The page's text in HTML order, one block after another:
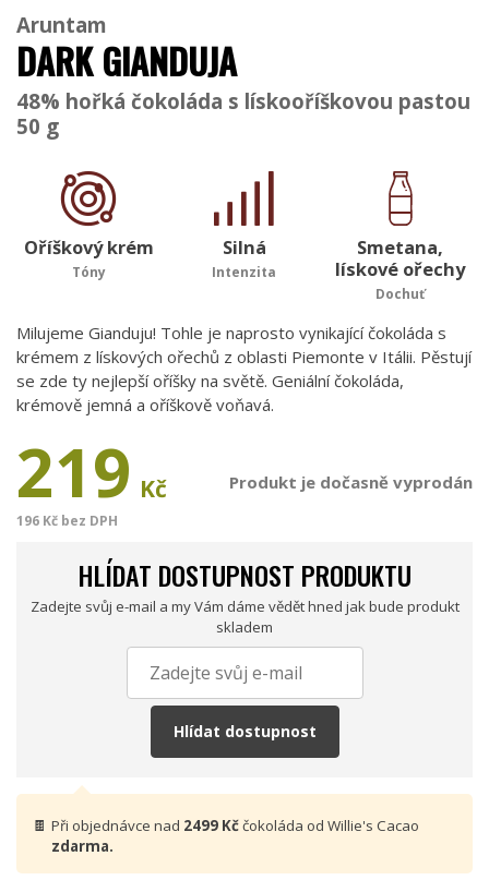
Aruntam
DARK GIANDUJA
48% hořká čokoláda s lískooříškovou pastou
50 g
Oříškový krém
Tóny
Silná
Intenzita
Smetana,
lískové ořechy
Dochuť
Milujeme Gianduju! Tohle je naprosto vynikající čokoláda s
krémem z lískových ořechů z oblasti Piemonte v Itálii. Pěstují
se zde ty nejlepší oříšky na světě. Geniální čokoláda,
krémově jemná a oříškově voňavá.
219 Kč
196 Kč bez DPH
Produkt je dočasně vyprodán
HLÍDAT DOSTUPNOST PRODUKTU
Zadejte svůj e-mail a my Vám dáme vědět hned jak bude produkt
skladem
Hlídat dostupnost
🍫 Při objednávce nad 2499 Kččokoláda od Willie's Cacao
zdarma.